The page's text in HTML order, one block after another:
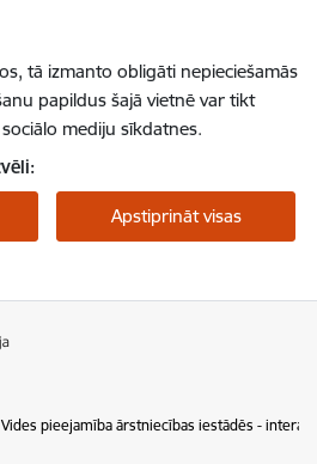
tā izmanto obligāti nepieciešamās
papildus šajā vietnē var tikt
mediju sīkdatnes.
Apstiprināt visas
Vides pieejamība ārstniecības iestādēs -